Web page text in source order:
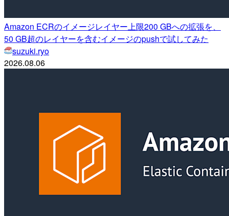
Amazon ECRのイメージレイヤー上限200 GBへの拡張を、
50 GB超のレイヤーを含むイメージのpushで試してみた
suzuki.ryo
2026.08.06